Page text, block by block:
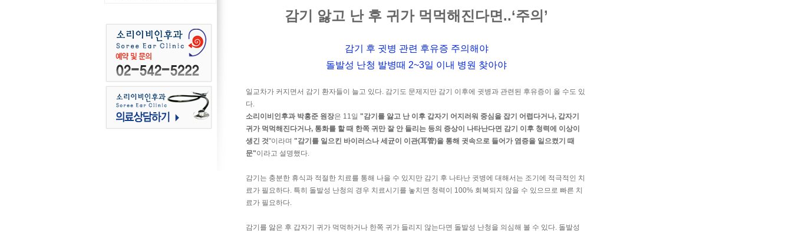
감기 앓고 난 후 귀가 먹먹해진다면..‘주의’
감기 후 귓병 관련 후유증 주의해야
돌발성 난청 발병때 2~3일 이내 병원 찾아야
일교차가 커지면서 감기 환자들이 늘고 있다. 감기도 문제지만 감기 이후에 귓병과 관련된 후유증이 올 수도 있
다.
소리이비인후과 박홍준 원장은 11일 "감기를 앓고 난 이후 갑자기 어지러워 중심을 잡기 어렵다거나, 갑자기
귀가 먹먹해진다거나, 통화를 할 때 한쪽 귀만 잘 안 들리는 등의 증상이 나타난다면 감기 이후 청력에 이상이
생긴 것"이라며 "감기를 일으킨 바이러스나 세균이 이관(耳管)을 통해 귓속으로 들어가 염증을 일으켰기 때
문"이라고 설명했다.
감기는 충분한 휴식과 적절한 치료를 통해 나을 수 있지만 감기 후 나타난 귓병에 대해서는 조기에 적극적인 치
료가 필요하다. 특히 돌발성 난청의 경우 치료시기를 놓치면 청력이 100% 회복되지 않을 수 있으므로 빠른 치
료가 필요하다.
감기를 앓은 후 갑자기 귀가 먹먹하거나 한쪽 귀가 들리지 않는다면 돌발성 난청을 의심해 볼 수 있다. 돌발성